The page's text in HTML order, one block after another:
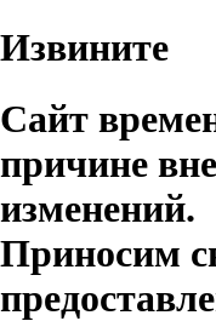
Извините
Сайт
причине
изменений.
Приносим